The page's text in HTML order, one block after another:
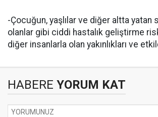
-Çocuğun, yaşlılar ve diğer altta yatan
olanlar gibi ciddi hastalık geliştirme
diğer insanlarla olan yakınlıkları ve
HABERE YORUM KAT